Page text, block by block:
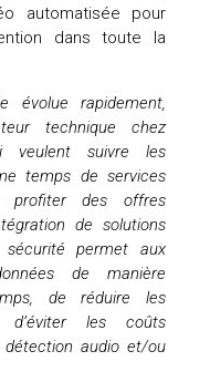
automatisée pour
dans toute la
rapidement,
technique chez
veulent suivre les
temps de services
profiter des offres
de solutions
permet aux
de manière
de réduire les
les coûts
détection audio et/ou